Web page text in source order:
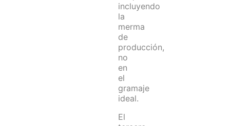
incluyendo
la
merma
de
producción,
no
en
el
gramaje
ideal.
El